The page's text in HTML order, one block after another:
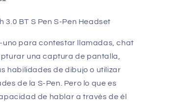
3.0 BT S Pen S-Pen Headset
uno para contestar llamadas, chat
una captura de pantalla,
habilidades de dibujo o utilizar
de la S-Pen. Pero lo que es
de hablar a través de él